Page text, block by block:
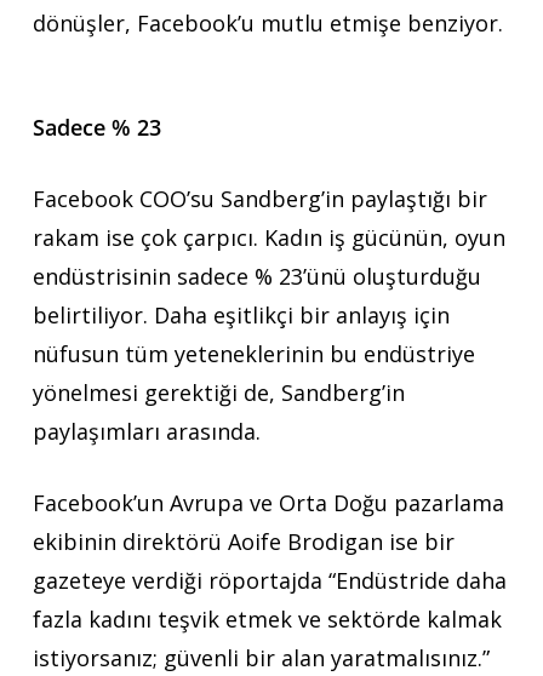
dönüşler, Facebook’u mutlu etmişe benziyor.
Sadece % 23
Facebook COO’su Sandberg’in paylaştığı bir
rakam ise çok çarpıcı. Kadın iş gücünün, oyun
endüstrisinin sadece % 23’ünü oluşturduğu
belirtiliyor. Daha eşitlikçi bir anlayış için
nüfusun tüm yeteneklerinin bu endüstriye
yönelmesi gerektiği de, Sandberg’in
paylaşımları arasında.
Facebook’un Avrupa ve Orta Doğu pazarlama
ekibinin direktörü Aoife Brodigan ise bir
gazeteye verdiği röportajda “Endüstride daha
fazla kadını teşvik etmek ve sektörde kalmak
istiyorsanız; güvenli bir alan yaratmalısınız.”